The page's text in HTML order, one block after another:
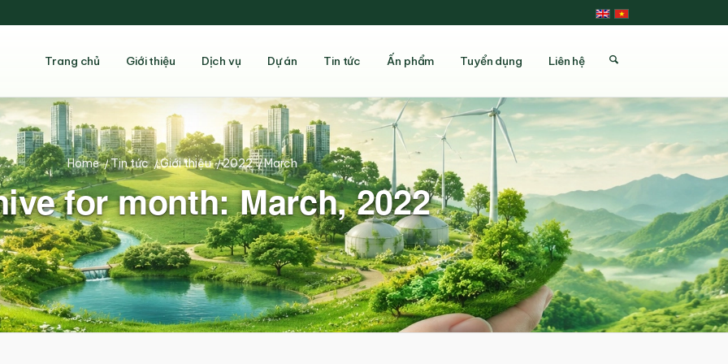
Trang chủ Giới thiệu Dịch vụ Dự án Tin tức Ấn phẩm Tuyển dụng Liên hệ
for month: March, 2022
Home /Tin tức /Giới thiệu /2022 /March